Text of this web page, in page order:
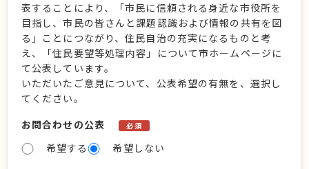
表することにより、「市民に信頼される身近な市役所を
目指し、市民の皆さんと課題認識および情報の共有を図
る」ことにつながり、住民自治の充実になるものと考
え、「住民要望等処理内容」について市ホームページに
て公表しています。
いただいたご意見について、公表希望の有無を、選択し
てください。
お問合わせの公表
必須
希望する 希望しない